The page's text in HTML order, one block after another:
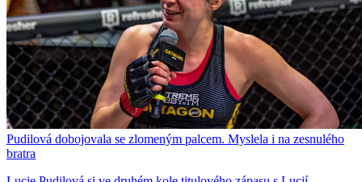
Pudilová dobojovala se zlomeným palcem. Myslela i na zesnulého
bratra